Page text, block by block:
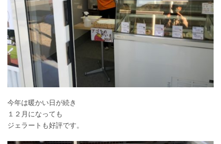
今年は暖かい日が続き
１２月になっても
ジェラートも好評です。